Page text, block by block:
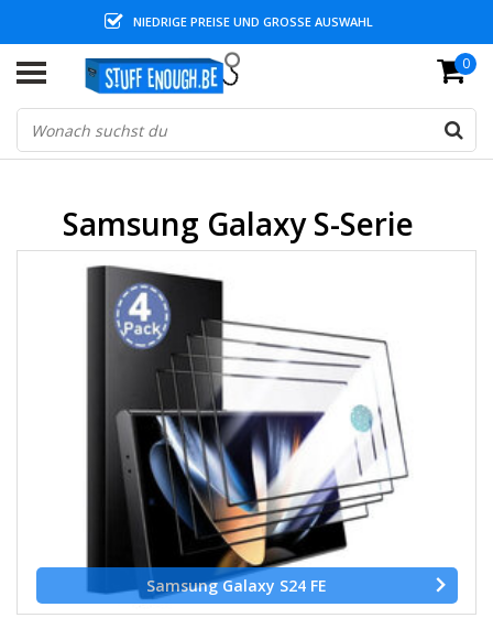
NIEDRIGE PREISE UND GROSSE AUSWAHL
0
Samsung Galaxy S-Serie
Samsung Galaxy S24 FE